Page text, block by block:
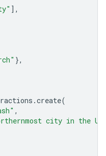
],
},
.create(
,
city in the